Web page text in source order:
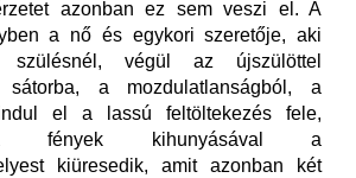
azonban ez sem veszi el. A
a nő és egykori szeretője, aki
szülésnél, végül az újszülöttel
a mozdulatlanságból, a
el a lassú feltöltekezés fele,
fények kihunyásával a
kiüresedik, amit azonban két